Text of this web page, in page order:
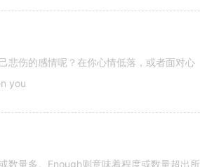
悲伤的感情呢？在你心情低落，或者面对心
you
数量多。Enough则意味着程度或数量超出所